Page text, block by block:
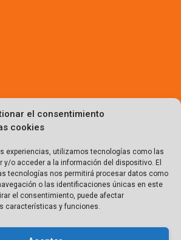
el consentimiento
cookies
experiencias, utilizamos tecnologías como las
y/o acceder a la información del dispositivo. El
tecnologías nos permitirá procesar datos como
o las identificaciones únicas en este
el consentimiento, puede afectar
características y funciones.